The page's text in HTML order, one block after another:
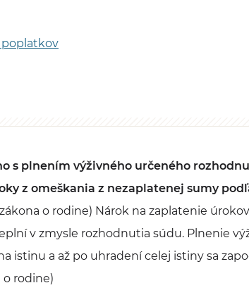
s plnením výživného určeného
z omeškania z nezaplatenej sumy
zákona o rodine) Nárok na zaplatenie
v zmysle rozhodnutia súdu. Plnenie
istinu a až po uhradení celej istiny sa
o rodine)